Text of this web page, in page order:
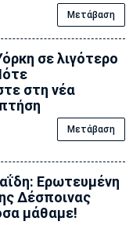
Μετάβαση
σε λιγότερο
στη νέα
Μετάβαση
Ερωτευμένη
Δέσποινας
μάθαμε!